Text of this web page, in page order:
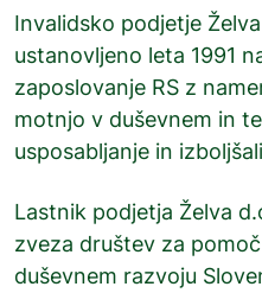
Invalidsko podjetje
ustanovljeno leta 1991
zaposlovanje RS z
motnjo v duševnem in
usposabljanje in
Lastnik podjetja Želva
zveza društev za
duševnem razvoju